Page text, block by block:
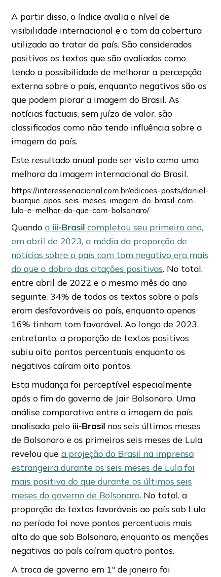
A partir disso, o índice avalia o nível de
visibilidade internacional e o tom da cobertura
utilizada ao tratar do país. São considerados
positivos os textos que são avaliados como
tendo a possibilidade de melhorar a percepção
externa sobre o país, enquanto negativos são os
que podem piorar a imagem do Brasil. As
notícias factuais, sem juízo de valor, são
classificadas como não tendo influência sobre a
imagem do país.
Este resultado anual pode ser visto como uma
melhora da imagem internacional do Brasil.
https://interessenacional.com.br/edicoes-posts/daniel-
buarque-apos-seis-meses-imagem-do-brasil-com-
lula-e-melhor-do-que-com-bolsonaro/
Quando o iii-Brasilcompletou seu primeiro ano,
em abril de 2023, a média da proporção de
notícias sobre o país com tom negativo era mais
do que o dobro das citações positivas. No total,
entre abril de 2022 e o mesmo mês do ano
seguinte, 34% de todos os textos sobre o país
eram desfavoráveis ao país, enquanto apenas
16% tinham tom favorável. Ao longo de 2023,
entretanto, a proporção de textos positivos
subiu oito pontos percentuais enquanto os
negativos caíram oito pontos.
Esta mudança foi perceptível especialmente
após o fim do governo de Jair Bolsonaro. Uma
análise comparativa entre a imagem do país
analisada pelo iii-Brasilnos seis últimos meses
de Bolsonaro e os primeiros seis meses de Lula
revelou que a projeção do Brasil na imprensa
estrangeira durante os seis meses de Lula foi
mais positiva do que durante os últimos seis
meses do governo de Bolsonaro. No total, a
proporção de textos favoráveis ao país sob Lula
no período foi nove pontos percentuais mais
alta do que sob Bolsonaro, enquanto as menções
negativas ao país caíram quatro pontos.
A troca de governo em 1º de janeiro foi